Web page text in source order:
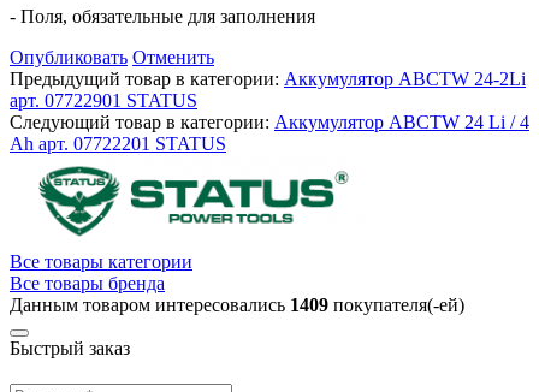
- Поля, обязательные для заполнения
Опубликовать Отменить
Предыдущий товар в категории: Аккумулятор ABCTW 24-2Li
арт. 07722901 STATUS
Следующий товар в категории: Аккумулятор ABCTW 24 Li / 4
Ah арт. 07722201 STATUS
Все товары категории
Все товары бренда
Данным товаром интересовались 1409 покупателя(-ей)
Быстрый заказ